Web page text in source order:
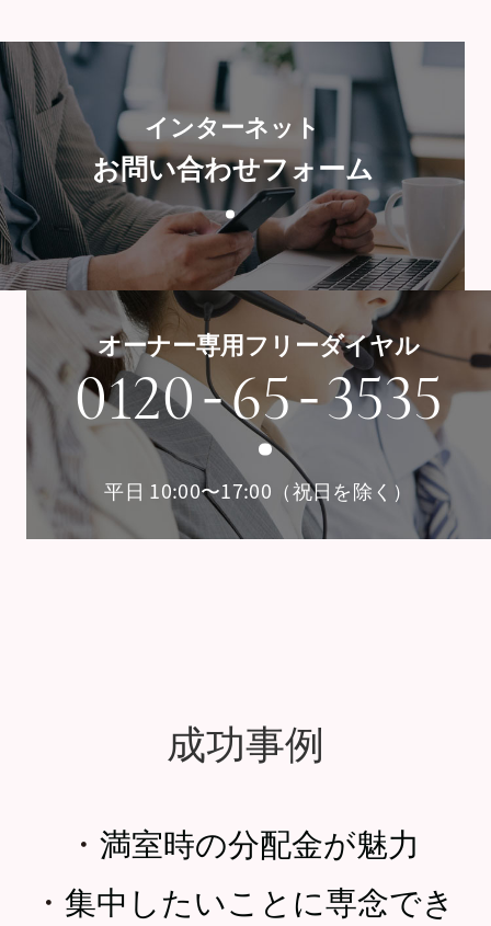
インターネット
お問い合わせフォーム
オーナー専用フリーダイヤル
0120-65-3535
平日 10:00〜17:00（祝日を除く）
成功事例
・ 満室時の分配金が魅力
・ 集中したいことに専念でき